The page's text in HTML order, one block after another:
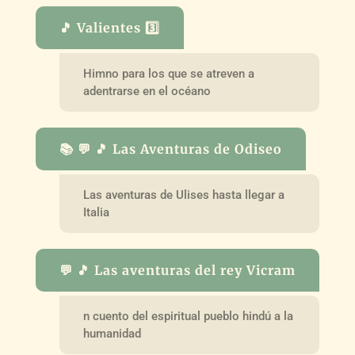
🎵 Valientes 3️⃣
Himno para los que se atreven a
adentrarse en el océano
📚 💬 🎵 Las Aventuras de Odiseo
Las aventuras de Ulises hasta llegar a
Italia
💬 🎵 Las aventuras del rey Vicram
n cuento del espiritual pueblo hindú a la
humanidad